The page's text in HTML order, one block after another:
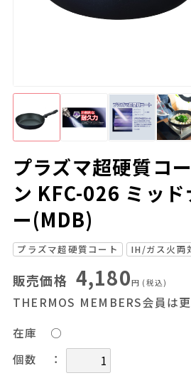
プラズマ超硬質コ
ン KFC-026 ミッ
ー(MDB)
プラズマ超硬質コート IH/ガス火両
販売価格 4,180円 (税込)
THERMOS MEMBERS会員は
在庫
○
個数
：